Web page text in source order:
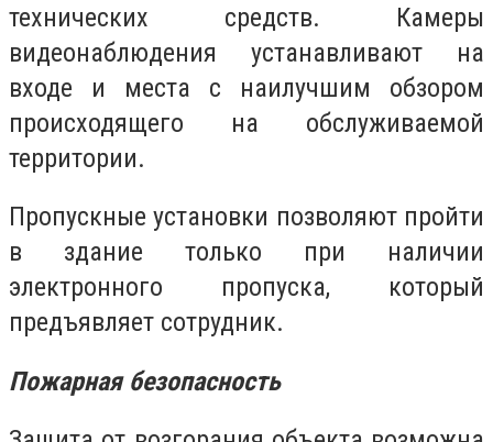
технических средств. Камеры
видеонаблюдения устанавливают на
входе и места с наилучшим обзором
происходящего на обслуживаемой
территории.
Пропускные установки позволяют пройти
в здание только при наличии
электронного пропуска, который
предъявляет сотрудник.
Пожарная безопасность